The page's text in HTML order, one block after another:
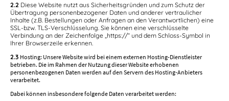
2.2 Diese Website nutzt aus Sicherheitsgründen und zum Schutz der
Übertragung personenbezogener Daten und anderer vertraulicher
Inhalte (z.B. Bestellungen oder Anfragen an den Verantwortlichen) eine
SSL-bzw. TLS-Verschlüsselung. Sie können eine verschlüsselte
Verbindung an der Zeichenfolge „https://“ und dem Schloss-Symbol in
Ihrer Browserzeile erkennen.
2.3 Hosting: Unsere Website wird bei einem externen Hosting-Dienstleister
betrieben. Die im Rahmen der Nutzung dieser Website erhobenen
personenbezogenen Daten werden auf den Servern des Hosting-Anbieters
verarbeitet.
Dabei können insbesondere folgende Daten verarbeitet werden: